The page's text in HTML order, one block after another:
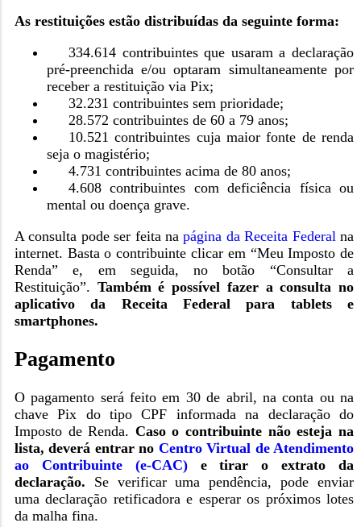
As restituições estão distribuídas da seguinte forma:
334.614 contribuintes que usaram a declaração
pré-preenchida e/ou optaram simultaneamente por
receber a restituição via Pix;
32.231 contribuintes sem prioridade;
28.572 contribuintes de 60 a 79 anos;
10.521 contribuintes cuja maior fonte de renda
seja o magistério;
4.731 contribuintes acima de 80 anos;
4.608 contribuintes com deficiência física ou
mental ou doença grave.
A consulta pode ser feita napágina da Receita Federal na
internet. Basta o contribuinte clicar em “Meu Imposto de
Renda” e, em seguida, no botão “Consultar a
Restituição”. Também é possível fazer a consulta no
aplicativo da Receita Federal para tablets e
smartphones.
Pagamento
O pagamento será feito em 30 de abril, na conta ou na
chave Pix do tipo CPF informada na declaração do
Imposto de Renda. Caso o contribuinte não esteja na
lista, deverá entrar no Centro Virtual de Atendimento
ao Contribuinte (e-CAC)e tirar o extrato da
declaração. Se verificar uma pendência, pode enviar
uma declaração retificadora e esperar os próximos lotes
da malha fina.